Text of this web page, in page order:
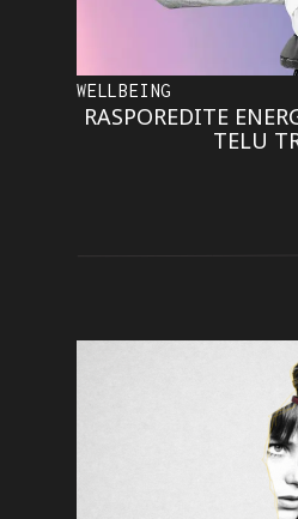
WELLBEING
RASPOREDITE
TELU